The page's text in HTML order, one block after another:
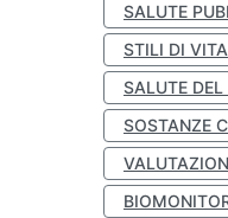
SALUTE
STILI DI VITA
SALUTE
SOSTANZE